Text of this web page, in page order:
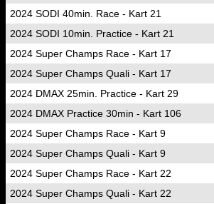
2024 SODI 40min. Race - Kart 21
2024 SODI 10min. Practice - Kart 21
2024 Super Champs Race - Kart 17
2024 Super Champs Quali - Kart 17
2024 DMAX 25min. Practice - Kart 29
2024 DMAX Practice 30min - Kart 106
2024 Super Champs Race - Kart 9
2024 Super Champs Quali - Kart 9
2024 Super Champs Race - Kart 22
2024 Super Champs Quali - Kart 22